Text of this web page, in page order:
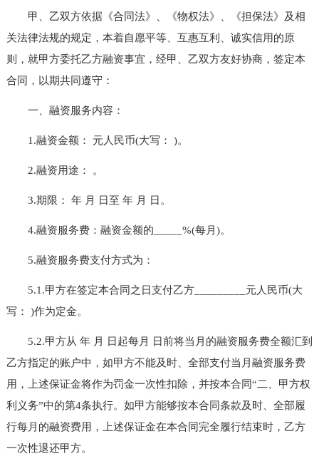
甲、乙双方依据《合同法》、《物权法》、《担保法》及相
关法律法规的规定，本着自愿平等、互惠互利、诚实信用的原
则，就甲方委托乙方融资事宜，经甲、乙双方友好协商，签定本
合同，以期共同遵守：
一、融资服务内容：
1.融资金额： 元人民币(大写： )。
2.融资用途： 。
3.期限： 年 月 日至 年 月 日。
4.融资服务费：融资金额的_____%(每月)。
5.融资服务费支付方式为：
5.1.甲方在签定本合同之日支付乙方_________元人民币(大
写： )作为定金。
5.2.甲方从 年 月 日起每月 日前将当月的融资服务费全额汇到
乙方指定的账户中，如甲方不能及时、全部支付当月融资服务费
用，上述保证金将作为罚金一次性扣除，并按本合同“二、甲方权
利义务”中的第4条执行。如甲方能够按本合同条款及时、全部履
行每月的融资费用，上述保证金在本合同完全履行结束时，乙方
一次性退还甲方。